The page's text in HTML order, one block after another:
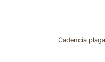
Cadencia